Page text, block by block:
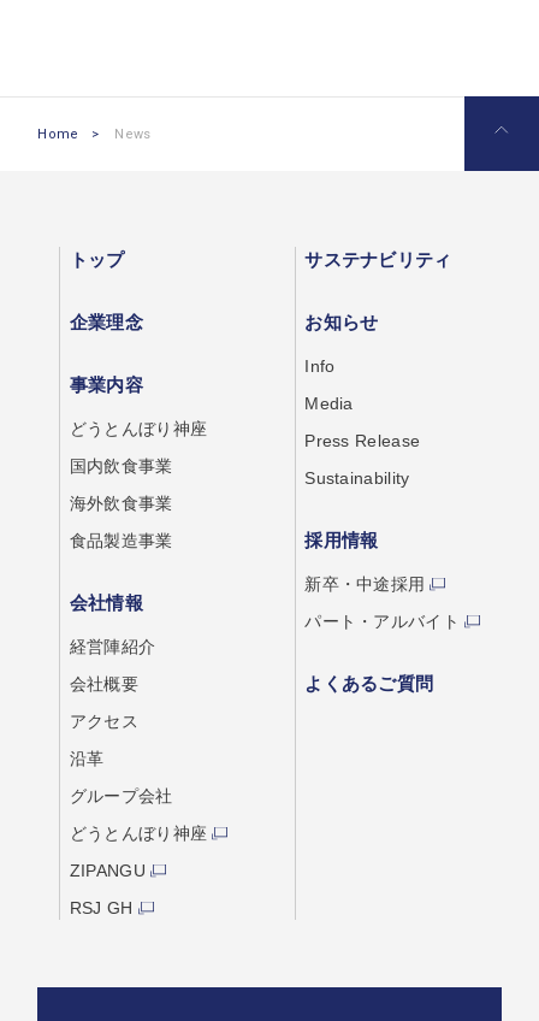
Home > News
トップ
企業理念
事業内容
どうとんぼり神座
国内飲食事業
海外飲食事業
食品製造事業
会社情報
経営陣紹介
会社概要
アクセス
沿革
グループ会社
どうとんぼり神座
ZIPANGU
RSJ GH
サステナビリティ
お知らせ
Info
Media
Press Release
Sustainability
採用情報
新卒・中途採用
パート・アルバイト
よくあるご質問